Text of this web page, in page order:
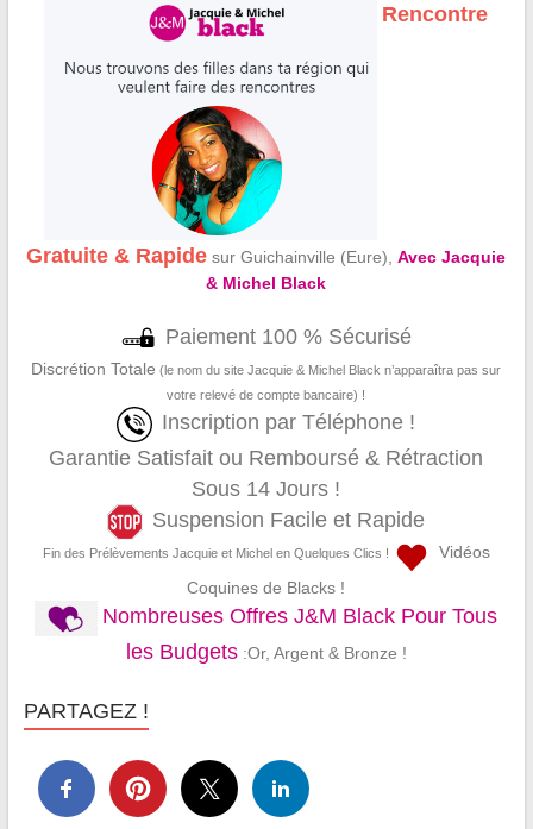
Rencontre
Gratuite & Rapide sur Guichainville (Eure),Avec Jacquie
& Michel Black
Paiement 100 % Sécurisé
Discrétion Totale (le nom du site Jacquie & Michel Black n’apparaîtra pas sur
votre relevé de compte bancaire) !
Inscription par Téléphone !
Garantie Satisfait ou Remboursé & Rétraction
Sous 14 Jours !
Suspension Facile et Rapide
Fin des Prélèvements Jacquie et Michel en Quelques Clics !
Vidéos
Coquines de Blacks !
Nombreuses Offres J&M Black Pour Tous
les Budgets:Or, Argent & Bronze !
PARTAGEZ !